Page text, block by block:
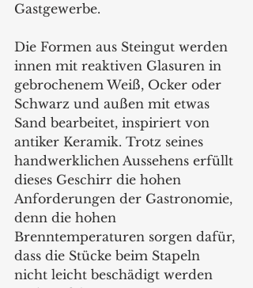
Gastgewerbe.
Die Formen aus Steingut werden
innen mit reaktiven Glasuren in
gebrochenem Weiß, Ocker oder
Schwarz und außen mit etwas
Sand bearbeitet, inspiriert von
antiker Keramik. Trotz seines
handwerklichen Aussehens erfüllt
dieses Geschirr die hohen
Anforderungen der Gastronomie,
denn die hohen
Brenntemperaturen sorgen dafür,
dass die Stücke beim Stapeln
nicht leicht beschädigt werden